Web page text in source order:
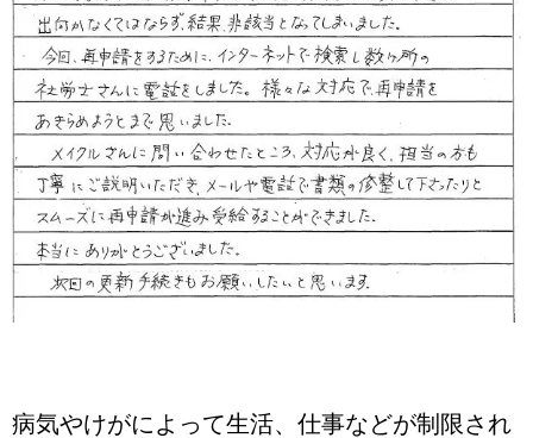
病気やけがによって生活、仕事などが制限され